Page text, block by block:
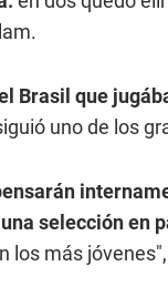
Brasil que
uno de los
selección en
más